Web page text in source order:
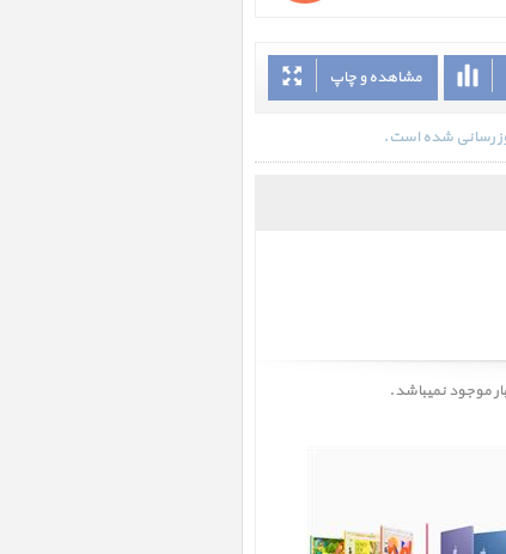
مشاهده و چاپ